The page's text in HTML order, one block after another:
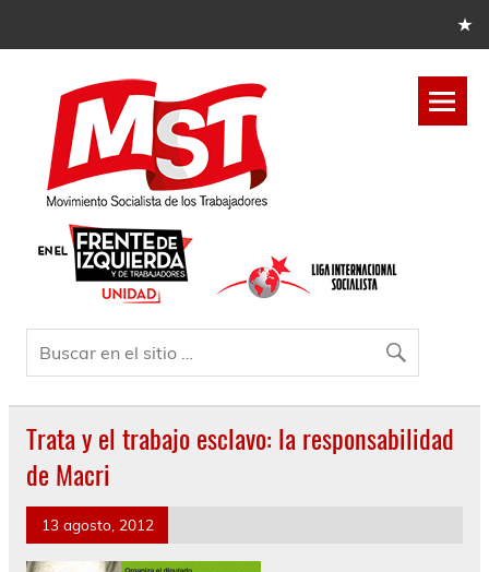
Trata y el trabajo esclavo: la responsabilidad
de Macri
13 agosto, 2012